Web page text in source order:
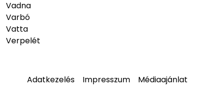
Vadna
Varbó
Vatta
Verpelét
Adatkezelés Impresszum Médiaajánlat